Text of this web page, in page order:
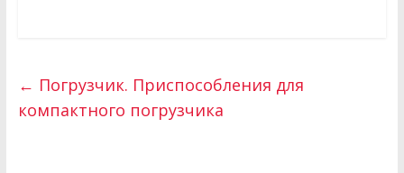
← Погрузчик. Приспособления для
компактного погрузчика